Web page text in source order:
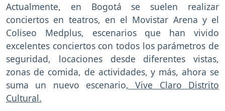
Actualmente, en Bogotá se suelen realizar
conciertos en teatros, en el Movistar Arena y el
Coliseo Medplus, escenarios que han vivido
excelentes conciertos con todos los parámetros de
seguridad, locaciones desde diferentes vistas,
zonas de comida, de actividades, y más, ahora se
suma un nuevo escenario, Vive Claro Distrito
Cultural.